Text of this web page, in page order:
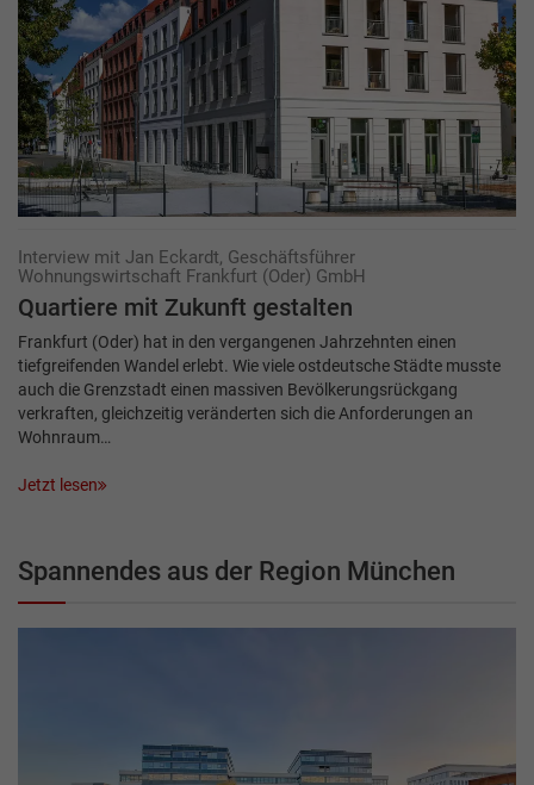
Interview mit Jan Eckardt, Geschäftsführer
Wohnungswirtschaft Frankfurt (Oder) GmbH
Quartiere mit Zukunft ­gestalten
Frankfurt (Oder) hat in den vergangenen Jahrzehnten einen
tiefgreifenden Wandel erlebt. Wie viele ostdeutsche Städte musste
auch die Grenzstadt einen massiven Bevölkerungsrückgang
verkraften, gleichzeitig veränderten sich die Anforderungen an
Wohnraum…
Jetzt lesen
Spannendes aus der Region München